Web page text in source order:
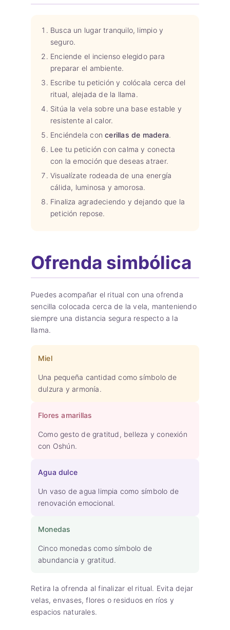
Busca un lugar tranquilo, limpio y
seguro.
Enciende el incienso elegido para
preparar el ambiente.
Escribe tu petición y colócala cerca del
ritual, alejada de la llama.
Sitúa la vela sobre una base estable y
resistente al calor.
Enciéndela concerillas de madera.
Lee tu petición con calma y conecta
con la emoción que deseas atraer.
Visualízate rodeada de una energía
cálida, luminosa y amorosa.
Finaliza agradeciendo y dejando que la
petición repose.
Ofrenda simbólica
Puedes acompañar el ritual con una ofrenda
sencilla colocada cerca de la vela, manteniendo
siempre una distancia segura respecto a la
llama.
Miel
Una pequeña cantidad como símbolo de
dulzura y armonía.
Flores amarillas
Como gesto de gratitud, belleza y conexión
con Oshún.
Agua dulce
Un vaso de agua limpia como símbolo de
renovación emocional.
Monedas
Cinco monedas como símbolo de
abundancia y gratitud.
Retira la ofrenda al finalizar el ritual. Evita dejar
velas, envases, flores o residuos en ríos y
espacios naturales.